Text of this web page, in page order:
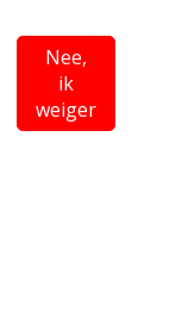
Nee,
ik
weiger